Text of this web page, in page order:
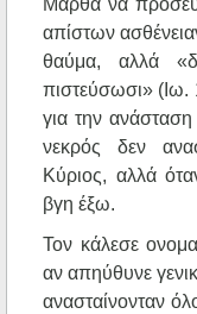
Μάρθα να
απίστων
θαύμα, αλλά
πιστεύσωσι» (Ιω.
για την
νεκρός δεν
Κύριος, αλλά
βγη έξω.
Τον κάλεσε
αν απηύθυνε
ανασταίνονταν